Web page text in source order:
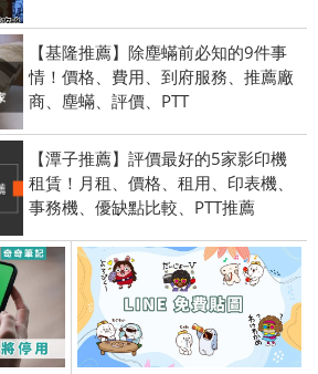
【基隆推薦】除塵蟎前必知的9件事
情！價格、費用、到府服務、推薦廠
商、塵蟎、評價、PTT
【潭子推薦】評價最好的5家影印機
租賃！月租、價格、租用、印表機、
事務機、優缺點比較、PTT推薦